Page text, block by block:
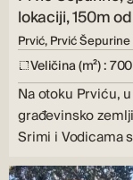
lokaciji, 150m
Prvić, Prvić Šepurine
Veličina (m²) :
Na otoku Prviću,
građevinsko
Srimi i Vodicama